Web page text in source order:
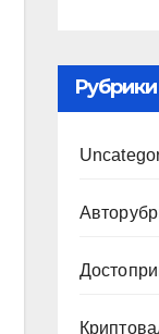
Рубрики